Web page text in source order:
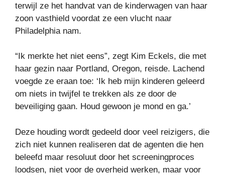
terwijl ze het handvat van de kinderwagen van haar
zoon vasthield voordat ze een vlucht naar
Philadelphia nam.
“Ik merkte het niet eens”, zegt Kim Eckels, die met
haar gezin naar Portland, Oregon, reisde. Lachend
voegde ze eraan toe: ‘Ik heb mijn kinderen geleerd
om niets in twijfel te trekken als ze door de
beveiliging gaan. Houd gewoon je mond en ga.’
Deze houding wordt gedeeld door veel reizigers, die
zich niet kunnen realiseren dat de agenten die hen
beleefd maar resoluut door het screeningproces
loodsen, niet voor de overheid werken, maar voor